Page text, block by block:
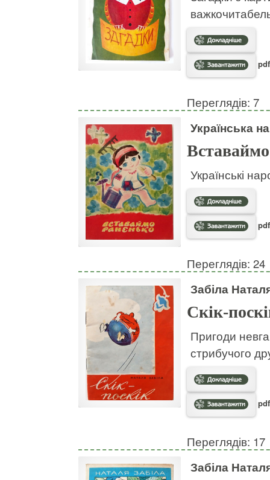
Переглядів: 7
Українська
Українські
Переглядів: 24
Забіла
Скік-
Пригоди
стрибучого
Переглядів: 17
Забіла